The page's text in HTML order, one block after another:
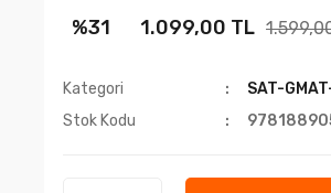
%31 1.099,00 TL
Kategori
SAT-
Stok Kodu